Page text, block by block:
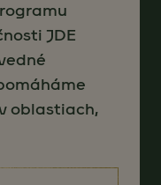
JDE
oblastiach,